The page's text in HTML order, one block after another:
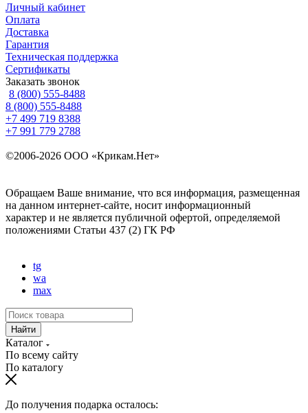
Личный кабинет
Оплата
Доставка
Гарантия
Техническая поддержка
Сертификаты
Заказать звонок
8 (800) 555-8488
8 (800) 555-8488
+7 499 719 8388
+7 991 779 2788
©2006-2026 ООО «Крикам.Нет»
Обращаем Ваше внимание, что вся информация, размещенная
на данном интернет-сайте, носит информационный
характер и не является публичной офертой, определяемой
положениями Статьи 437 (2) ГК РФ
tg
wa
max
Найти
Каталог
По всему сайту
По каталогу
До получения подарка осталось: